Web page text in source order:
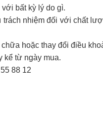
bất kỳ lý do gì.
trách nhiệm đối với chất
hoặc thay đổi điều
kể từ ngày mua.
88 12